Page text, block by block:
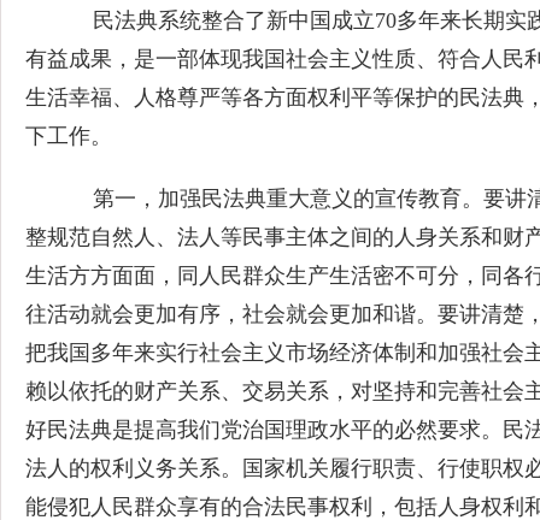
民法典系统整合了新中国成立70多年来长期实
有益成果，是一部体现我国社会主义性质、符合人
生活幸福、人格尊严等各方面权利平等保护的民法
下工作。
第一，加强民法典重大意义的宣传教育。要讲
整规范自然人、法人等民事主体之间的人身关系和
生活方方面面，同人民群众生产生活密不可分，同
往活动就会更加有序，社会就会更加和谐。要讲清
把我国多年来实行社会主义市场经济体制和加强社
赖以依托的财产关系、交易关系，对坚持和完善社
好民法典是提高我们党治国理政水平的必然要求。
法人的权利义务关系。国家机关履行职责、行使职
能侵犯人民群众享有的合法民事权利，包括人身权